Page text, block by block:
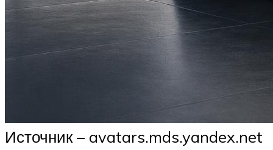
Источник – avatars.mds.yandex.net